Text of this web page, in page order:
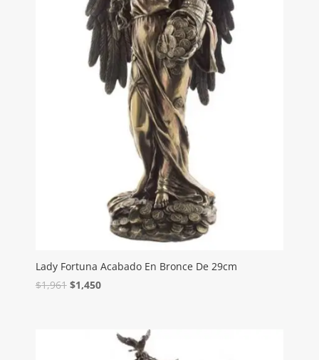
Lady Fortuna Acabado En Bronce De 29cm
$1,961 $1,450